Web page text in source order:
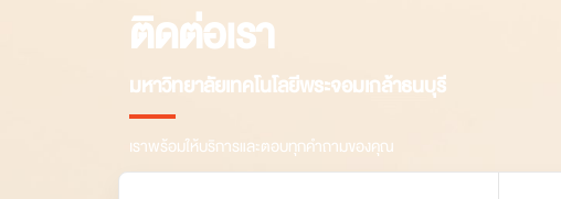
ติดต่อเรา
มหาวิทยาลัยเทคโนโลยีพระจอมเกล้าธนบุรี
เราพร้อมให้บริการและตอบทุกคำถามของคุณ